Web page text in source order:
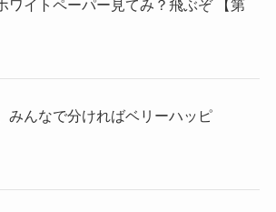
ワイトペーパー見てみ？飛ぶぞ 【第
みんなで分ければベリーハッピ